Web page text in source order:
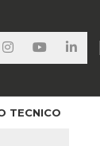
TECNICO